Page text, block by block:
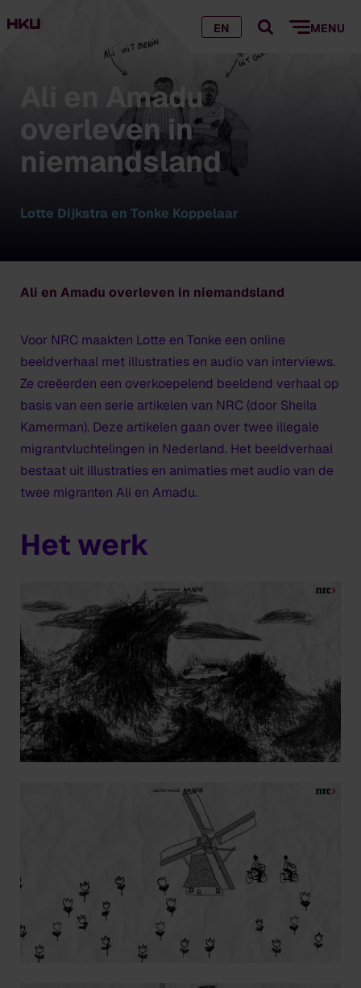
EN MENU
Ali en Amadu
overleven in
niemandsland
Lotte Dijkstra en Tonke Koppelaar
Ali en Amadu overleven in niemandsland
Voor NRC maakten Lotte en Tonke een online
beeldverhaal met illustraties en audio van interviews.
Ze creëerden een overkoepelend beeldend verhaal op
basis van een serie artikelen van NRC (door Sheila
Kamerman). Deze artikelen gaan over twee illegale
migrantvluchtelingen in Nederland. Het beeldverhaal
bestaat uit illustraties en animaties met audio van de
twee migranten Ali en Amadu.
Het werk